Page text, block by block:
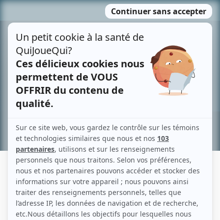
MENU
contenu
Recherche avancée »
LAURIER LAPIERRE
Liens
Fiche de Laurier Lapierre sur Showbizz.net